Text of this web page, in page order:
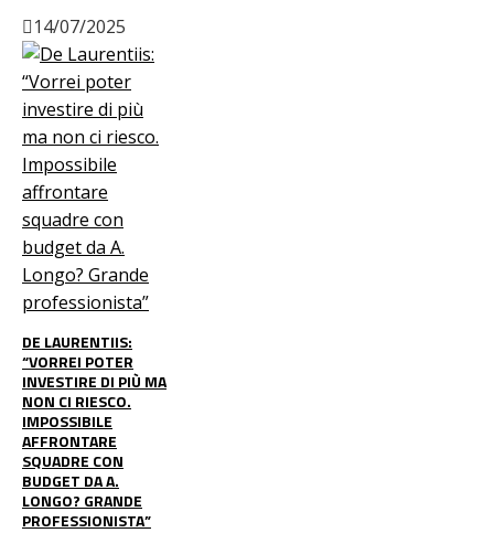
14/07/2025
DE LAURENTIIS:
“VORREI POTER
INVESTIRE DI PIÙ MA
NON CI RIESCO.
IMPOSSIBILE
AFFRONTARE
SQUADRE CON
BUDGET DA A.
LONGO? GRANDE
PROFESSIONISTA”